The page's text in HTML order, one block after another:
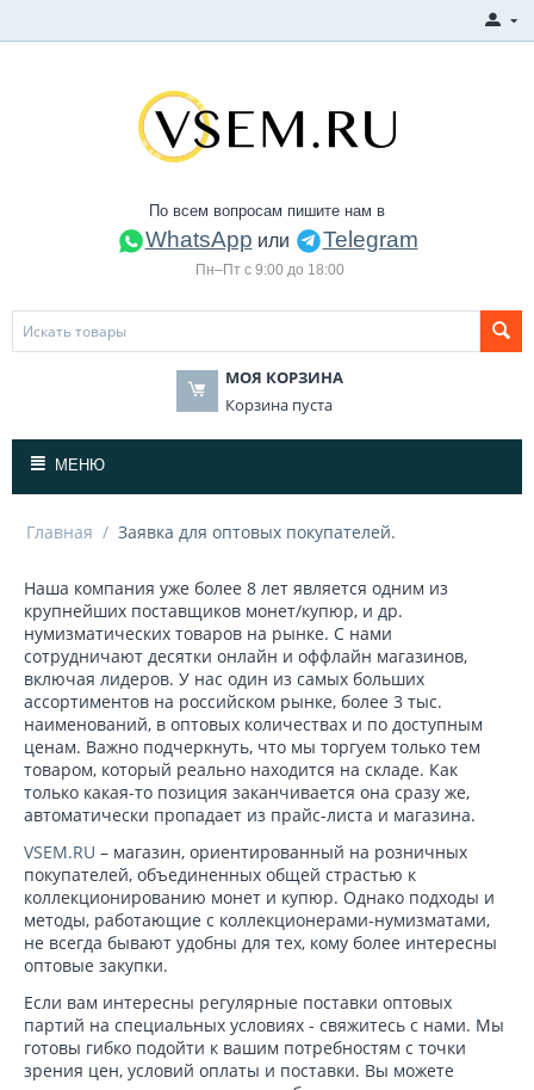
По всем вопросам пишите нам в
WhatsApp или Telegram
Пн–Пт с 9:00 до 18:00
МОЯ КОРЗИНА
Корзина пуста
МЕНЮ
Главная / Заявка для оптовых покупателей.
Наша компания уже более 8 лет является одним из
крупнейших поставщиков монет/купюр, и др.
нумизматических товаров на рынке. С нами
сотрудничают десятки онлайн и оффлайн магазинов,
включая лидеров. У нас один из самых больших
ассортиментов на российском рынке, более 3 тыс.
наименований, в оптовых количествах и по доступным
ценам. Важно подчеркнуть, что мы торгуем только тем
товаром, который реально находится на складе. Как
только какая-то позиция заканчивается она сразу же,
автоматически пропадает из прайс-листа и магазина.
VSEM.RU – магазин, ориентированный на розничных
покупателей, объединенных общей страстью к
коллекционированию монет и купюр. Однако подходы и
методы, работающие с коллекционерами-нумизматами,
не всегда бывают удобны для тех, кому более интересны
оптовые закупки.
Если вам интересны регулярные поставки оптовых
партий на специальных условиях - свяжитесь с нами. Мы
готовы гибко подойти к вашим потребностям с точки
зрения цен, условий оплаты и поставки. Вы можете